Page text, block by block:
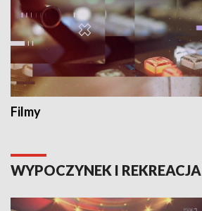
Filmy
WYPOCZYNEK I REKREACJA